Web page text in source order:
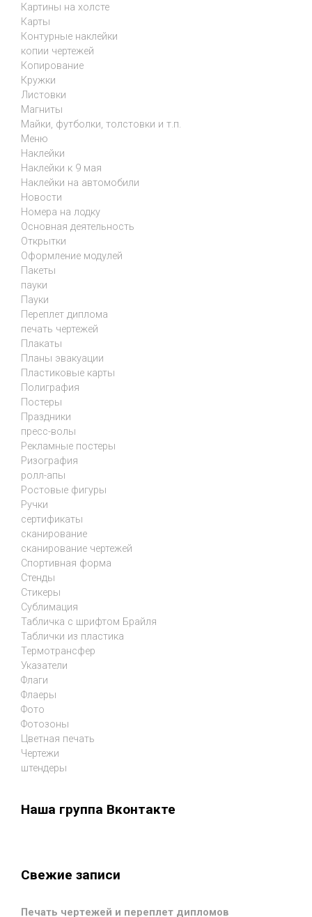
Картины на холсте
Карты
Контурные наклейки
копии чертежей
Копирование
Кружки
Листовки
Магниты
Майки, футболки, толстовки и т.п.
Меню
Наклейки
Наклейки к 9 мая
Наклейки на автомобили
Новости
Номера на лодку
Основная деятельность
Открытки
Оформление модулей
Пакеты
пауки
Пауки
Переплет диплома
печать чертежей
Плакаты
Планы эвакуации
Пластиковые карты
Полиграфия
Постеры
Праздники
пресс-волы
Рекламные постеры
Ризография
ролл-апы
Ростовые фигуры
Ручки
сертификаты
сканирование
сканирование чертежей
Спортивная форма
Стенды
Стикеры
Сублимация
Табличка с шрифтом Брайля
Таблички из пластика
Термотрансфер
Указатели
Флаги
Флаеры
Фото
Фотозоны
Цветная печать
Чертежи
штендеры
Наша группа Вконтакте
Свежие записи
Печать чертежей и переплет дипломов